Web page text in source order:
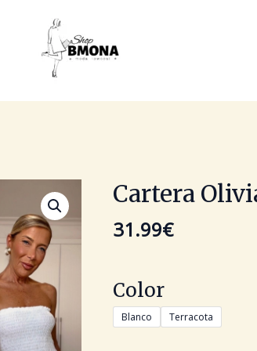
Cartera
31.99€
Color
Blanco Terracota
Cartera
Olivia
cantidad